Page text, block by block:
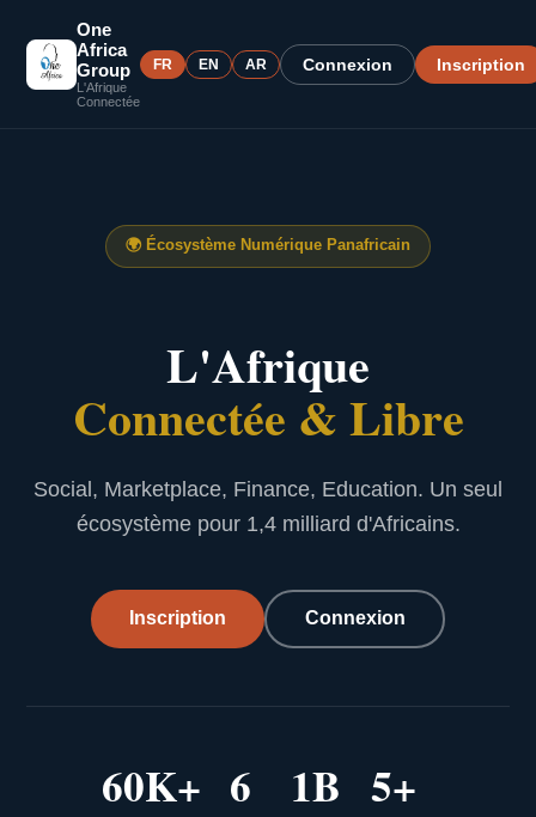
One
Africa
Group
L'Afrique
Connectée
FR EN AR Connexion Inscription
🌍 Écosystème Numérique Panafricain
L'Afrique
Connectée & Libre
Social, Marketplace, Finance, Education. Un seul
écosystème pour 1,4 milliard d'Africains.
Inscription Connexion
60K+ 6 1B 5+